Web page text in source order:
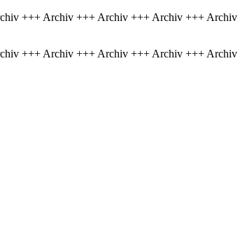
+++ Archiv +++ Archiv +++ Archiv +++ Archiv
+++ Archiv +++ Archiv +++ Archiv +++ Archiv